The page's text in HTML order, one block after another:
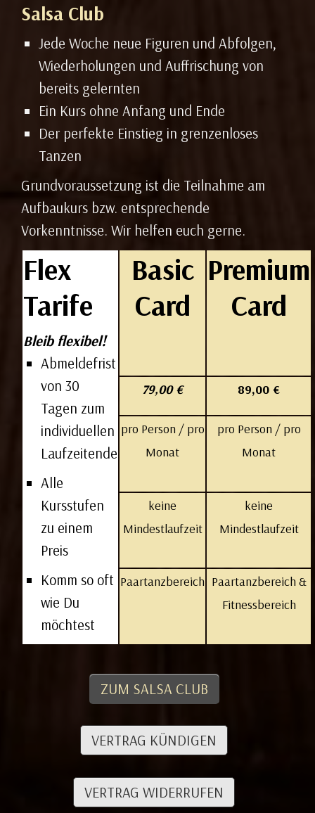
Salsa Club
Jede Woche neue Figuren und Abfolgen,
Wiederholungen und Auffrischung von
bereits gelernten
Ein Kurs ohne Anfang und Ende
Der perfekte Einstieg in grenzenloses
Tanzen
Grundvoraussetzung ist die Teilnahme am
Aufbaukurs bzw. entsprechende
Vorkenntnisse. Wir helfen euch gerne.
Flex
Tarife
Bleib flexibel!
Abmeldefrist
von 30
Tagen zum
individuellen
Laufzeitende
Alle
Kursstufen
zu einem
Preis
Komm so oft
wie Du
möchtest
Basic
Card
Premium
Card
79,00 € 89,00 €
​pro Person / pro
Monat
pro Person / pro
Monat
keine
Mindestlaufzeit
keine
Mindestlaufzeit
Paartanzbereich Paartanzbereich &
Fitnessbereich
ZUM SALSA CLUB
VERTRAG KÜNDIGEN
VERTRAG WIDERRUFEN